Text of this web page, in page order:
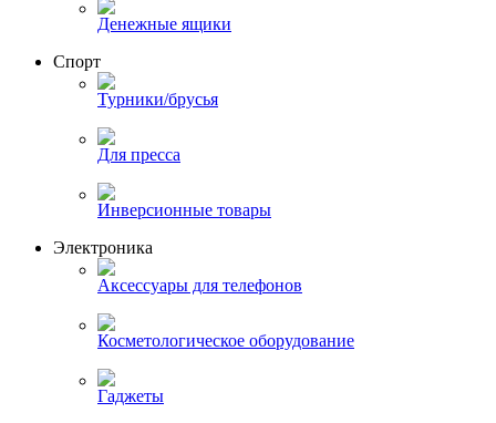
Денежные ящики
Спорт
Турники/брусья
Для пресса
Инверсионные товары
Электроника
Аксессуары для телефонов
Косметологическое оборудование
Гаджеты